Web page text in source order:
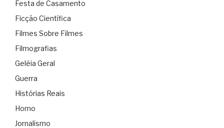
Festa de Casamento
Ficção Científica
Filmes Sobre Filmes
Filmografias
Geléia Geral
Guerra
Histórias Reais
Homo
Jornalismo